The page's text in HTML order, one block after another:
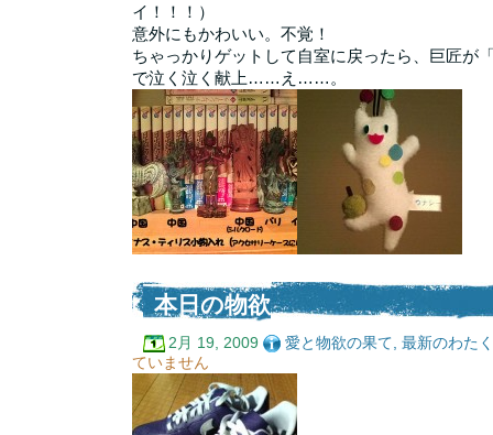
イ！！！）
意外にもかわいい。不覚！
ちゃっかりゲットして自室に戻ったら、巨匠が
で泣く泣く献上……え……。
本日の物欲
2月 19, 2009 愛と物欲の果て 最新のわた
ていません